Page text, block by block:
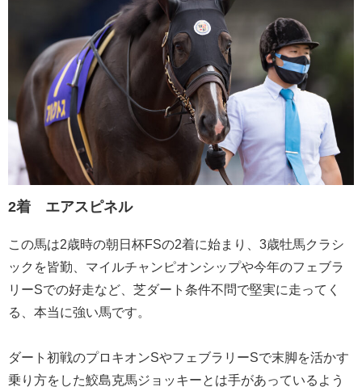
2着 エアスピネル
この馬は2歳時の朝日杯FSの2着に始まり、3歳牡馬クラシ
ックを皆勤、マイルチャンピオンシップや今年のフェブラ
リーSでの好走など、芝ダート条件不問で堅実に走ってく
る、本当に強い馬です。
ダート初戦のプロキオンSやフェブラリーSで末脚を活かす
乗り方をした鮫島克馬ジョッキーとは手があっているよう